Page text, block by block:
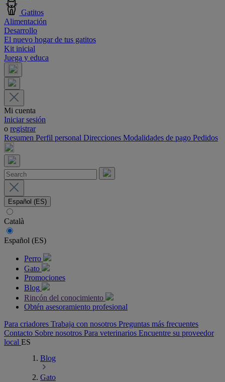
Gatitos
Alimentación
Desarrollo
El nuevo hogar de tus gatitos
Kit inicial
Juega y educa
Mi cuenta
Iniciar sesión
o registrar
Resumen Perfil personal Direcciones Modalidades de pago Pedidos
Español (ES)
Català
Español (ES)
Perro
Gato
Promociones
Blog
Rincón del conocimiento
Obtén asesoramiento profesional
Para criadores Trabaja con nosotros Preguntas más frecuentes
Contacto Sobre nosotros Para veterinarios Encuentre su proveedor
local ES
Blog
Gato